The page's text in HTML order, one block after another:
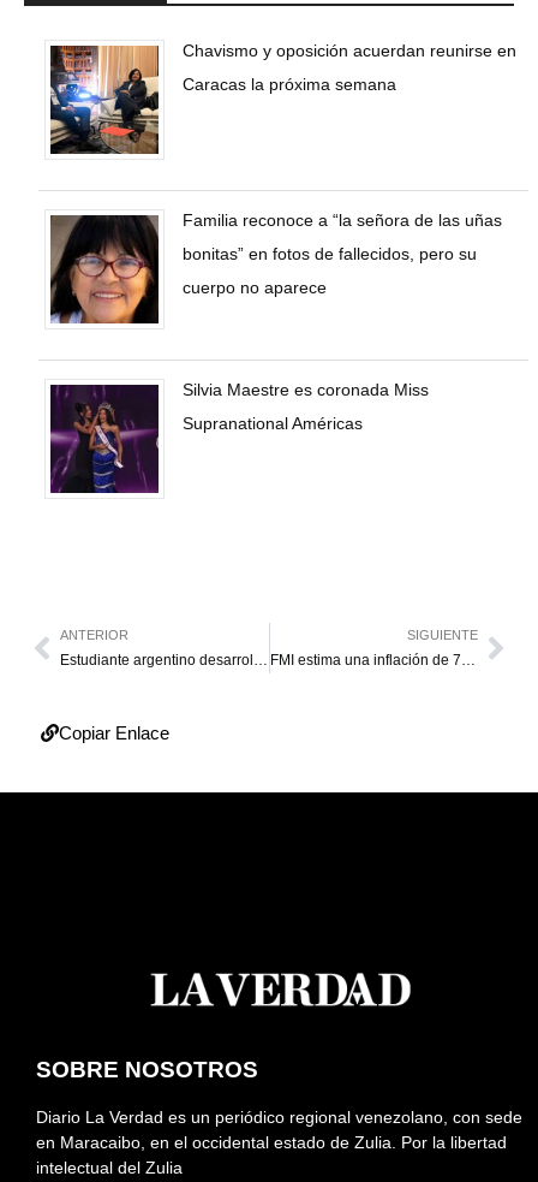
Chavismo y oposición acuerdan reunirse en
Caracas la próxima semana
Familia reconoce a “la señora de las uñas
bonitas” en fotos de fallecidos, pero su
cuerpo no aparece
Silvia Maestre es coronada Miss
Supranational Américas
ANTERIOR
Estudiante argentino desarrolla billetera antirrobo
SIGUIENTE
FMI estima una inflación de 700 % para fin de año en Venezuela
Copiar Enlace
SOBRE NOSOTROS
Diario La Verdad es un periódico regional venezolano, con sede
en Maracaibo, en el occidental estado de Zulia. Por la libertad
intelectual del Zulia